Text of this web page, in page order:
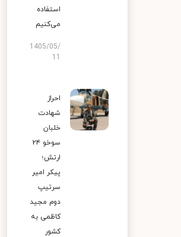
استفاده
می‌کنیم
1405/05/
احراز
شهادت
خلبان
سوخو ۲۴
ارتش؛
پیکر امیر
سرتیپ
دوم مجید
کاظمی به
کشور